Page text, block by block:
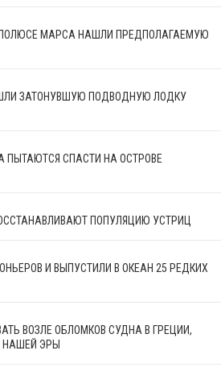
МАРСА НАШЛИ ПРЕДПОЛАГАЕМУЮ
ЗАТОНУВШУЮ ПОДВОДНУЮ ЛОДКУ
ПЫТАЮТСЯ СПАСТИ НА ОСТРОВЕ
ПОПУЛЯЦИЮ УСТРИЦ
И ВЫПУСТИЛИ В ОКЕАН 25 РЕДКИХ
ВОЗЛЕ ОБЛОМКОВ СУДНА В ГРЕЦИИ,
НАШЕЙ ЭРЫ